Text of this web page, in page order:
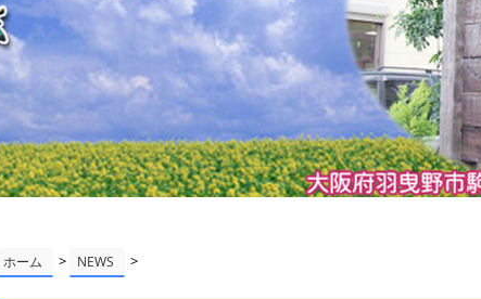
ホーム > NEWS >